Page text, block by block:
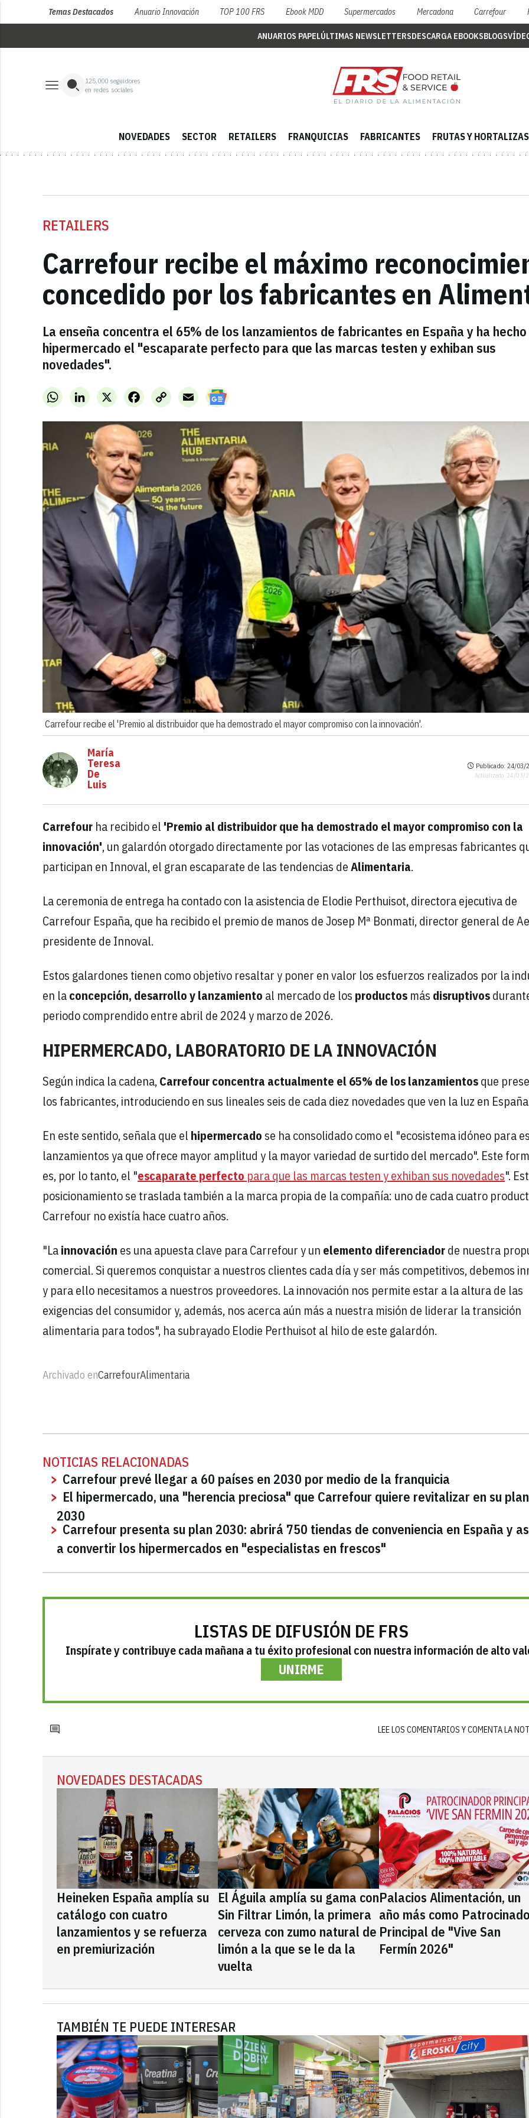
Temas Destacados Anuario Innovación TOP 100 FRS Ebook MDD Supermercados Mercadona Carrefour
ANUARIOS PAPELÚLTIMAS NEWSLETTERSDESCARGA EBOOKSBLOGS
125,000 seguidores
en redes sociales
NOVEDADES SECTOR RETAILERS FRANQUICIAS FABRICANTES FRUTAS Y HORTALIZAS
RETAILERS
Carrefour recibe el máximo
concedido por los fabricantes en
La enseña concentra el 65% de los lanzamientos de fabricantes en España y ha
hipermercado el "escaparate perfecto para que las marcas testen y exhiban sus
novedades".
WhatsAppLinkedInX FacebookCopy
Link
Email
Carrefour recibe el 'Premio al distribuidor que ha demostrado el mayor compromiso con la innovación'.
María
Teresa
De
Luis
Publicado: 24/03/
Actualizado: 24/03/
Carrefour ha recibido el 'Premio al distribuidor que ha demostrado el mayor compromiso con la
innovación', un galardón otorgado directamente por las votaciones de las empresas fabricantes
participan en Innoval, el gran escaparate de las tendencias deAlimentaria.
La ceremonia de entrega ha contado con la asistencia de Elodie Perthuisot, directora ejecutiva de
Carrefour España, que ha recibido el premio de manos de Josep Mª Bonmati, director general de
presidente de Innoval.
Estos galardones tienen como objetivo resaltar y poner en valor los esfuerzos realizados por la
en laconcepción, desarrollo y lanzamiento al mercado de los productos más disruptivos
periodo comprendido entre abril de 2024 y marzo de 2026.
HIPERMERCADO, LABORATORIO DE LA INNOVACIÓN
Según indica la cadena,Carrefour concentra actualmente el 65% de los lanzamientosque
los fabricantes, introduciendo en sus lineales seis de cada diez novedades que ven la luz en
En este sentido, señala que el hipermercado se ha consolidado como el "ecosistema idóneo para
lanzamientos ya que ofrece mayor amplitud y la mayor variedad de surtido del mercado". Este
es, por lo tanto, el "escaparate perfecto para que las marcas testen y exhiban sus novedades".
posicionamiento se traslada también a la marca propia de la compañía: uno de cada cuatro
Carrefour no existía hace cuatro años.
"Lainnovación es una apuesta clave para Carrefour y un elemento diferenciadorde nuestra
comercial. Si queremos conquistar a nuestros clientes cada día y ser más competitivos, debemos
y para ello necesitamos a nuestros proveedores. La innovación nos permite estar a la altura de las
exigencias del consumidor y, además, nos acerca aún más a nuestra misión de liderar la transición
alimentaria para todos", ha subrayado Elodie Perthuisot al hilo de este galardón.
Archivado enCarrefourAlimentaria
NOTICIAS RELACIONADAS
Carrefour prevé llegar a 60 países en 2030 por medio de la franquicia
El hipermercado, una "herencia preciosa" que Carrefour quiere revitalizar en su plan
2030
Carrefour presenta su plan 2030: abrirá 750 tiendas de conveniencia en España y
a convertir los hipermercados en "especialistas en frescos"
LISTAS DE DIFUSIÓN DE FRS
Inspírate y contribuye cada mañana a tu éxito profesional con nuestra información de alto
UNIRME
LEE LOS COMENTARIOS Y COMENTA LA
NOVEDADES DESTACADAS
Heineken España amplía su
catálogo con cuatro
lanzamientos y se refuerza
en premiurización
El Águila amplía su gama con
Sin Filtrar Limón, la primera
cerveza con zumo natural de
limón a la que se le da la
vuelta
Palacios Alimentación, un
año más como
Principal de "Vive San
Fermín 2026"
TAMBIÉN TE PUEDE INTERESAR